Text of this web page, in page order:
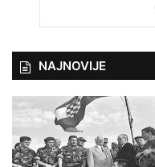
NAJNOVIJE